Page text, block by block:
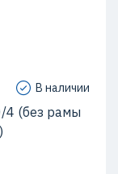
В наличии
(без рамы